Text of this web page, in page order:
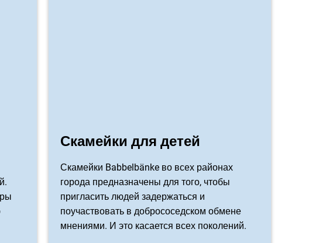
Скамейки для детей
Скамейки Babbelbänke во всех районах
города предназначены для того, чтобы
пригласить людей задержаться и
поучаствовать в добрососедском обмене
мнениями. И это касается всех поколений.